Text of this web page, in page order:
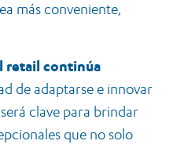
más conveniente,
retail continúa
de adaptarse e innovar
será clave para brindar
que no solo